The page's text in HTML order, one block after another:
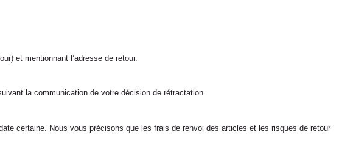
et mentionnant l’adresse de retour.
la communication de votre décision de rétractation.
certaine. Nous vous précisons que les frais de renvoi des articles et les risques de retour